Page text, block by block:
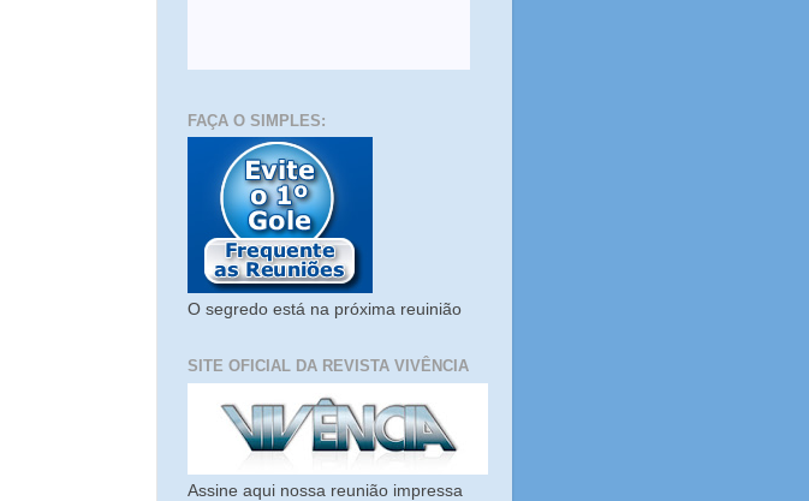
FAÇA O SIMPLES:
O segredo está na próxima reuinião
SITE OFICIAL DA REVISTA VIVÊNCIA
Assine aqui nossa reunião impressa